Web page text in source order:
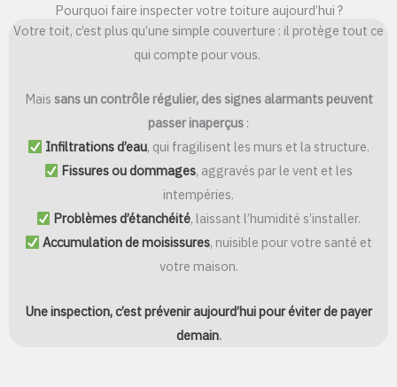
Pourquoi faire inspecter votre toiture aujourd’hui ?
Votre toit, c’est plus qu’une simple couverture : il protège tout ce
qui compte pour vous.
Mais sans un contrôle régulier, des signes alarmants peuvent
passer inaperçus :
Infiltrations d’eau, qui fragilisent les murs et la structure.
Fissures ou dommages, aggravés par le vent et les
intempéries.
Problèmes d’étanchéité, laissant l’humidité s’installer.
Accumulation de moisissures, nuisible pour votre santé et
votre maison.
Une inspection, c’est prévenir aujourd’hui pour éviter de payer
demain.